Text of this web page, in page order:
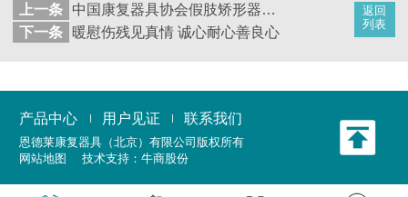
返回
列表
上一条
中国康复器具协会假肢矫形器专业委员会正式成立
下一条
暖慰伤残见真情 诚心耐心善良心
产品中心 用户见证 联系我们
恩德莱康复器具（北京）有限公司 版权所有
网站地图
技术支持： 牛商股份